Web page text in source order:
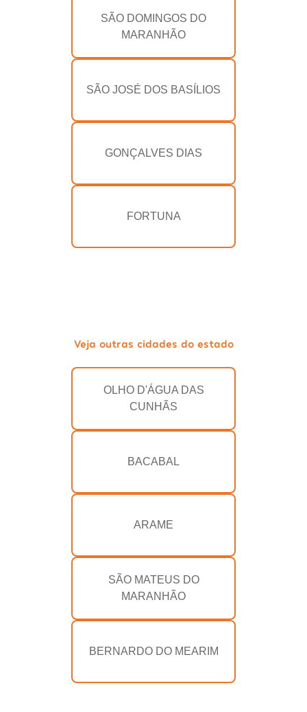
SÃO DOMINGOS DO
MARANHÃO
SÃO JOSÉ DOS BASÍLIOS
GONÇALVES DIAS
FORTUNA
Veja outras cidades do estado
OLHO D'ÁGUA DAS
CUNHÃS
BACABAL
ARAME
SÃO MATEUS DO
MARANHÃO
BERNARDO DO MEARIM